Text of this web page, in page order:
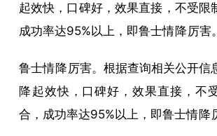
起效快，口碑好，效果直接，不受限
成功率达95%以上，即鲁士情降 厉害。
鲁士情降 厉害。根据查询相关公开信
降 起效快，口碑好，效果直接，不
合，成功率达95%以上，即鲁士情降